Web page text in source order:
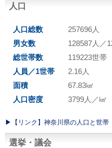
人口
人口総数
257696人
男女数
128587人／
総世帯数
119223世帯
人員／1世帯
2.16人
面積
67.83㎢
人口密度
3799人／㎢
▶︎【リンク】神奈川県の人口と世帯
選挙・議会